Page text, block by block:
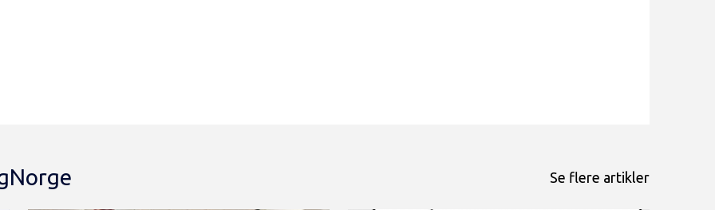
Se flere artikler